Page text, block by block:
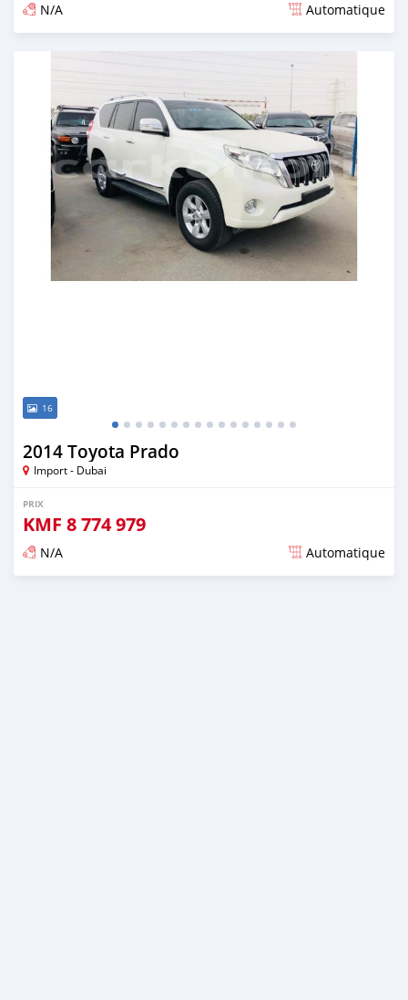
N/A Automatique
16
2014 Toyota Prado
Import - Dubai
PRIX
KMF 8 774 979
N/A Automatique